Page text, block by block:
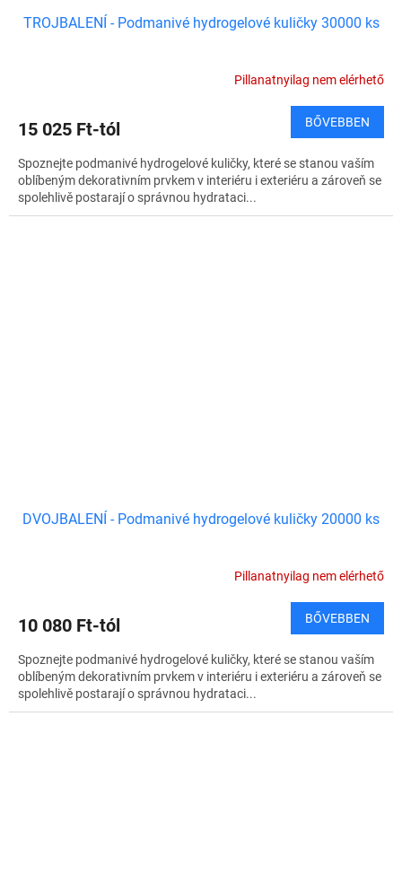
TROJBALENÍ - Podmanivé hydrogelové kuličky 30000 ks
Pillanatnyilag nem elérhető
15 025 Ft-tól BŐVEBBEN
Spoznejte podmanivé hydrogelové kuličky, které se stanou vaším
oblíbeným dekorativním prvkem v interiéru i exteriéru a zároveň se
spolehlivě postarají o správnou hydrataci...
DVOJBALENÍ - Podmanivé hydrogelové kuličky 20000 ks
Pillanatnyilag nem elérhető
10 080 Ft-tól BŐVEBBEN
Spoznejte podmanivé hydrogelové kuličky, které se stanou vaším
oblíbeným dekorativním prvkem v interiéru i exteriéru a zároveň se
spolehlivě postarají o správnou hydrataci...